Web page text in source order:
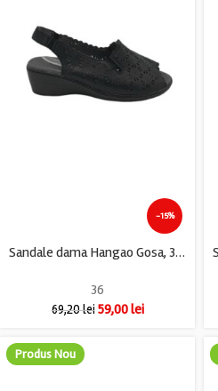
-15%
Sandale dama Hangao Gosa, 36, imitatie de piele, negru
36
69,20lei 59,00lei
Produs Nou